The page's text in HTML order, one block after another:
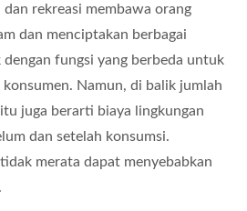
dan rekreasi membawa orang
dan menciptakan berbagai
fungsi yang berbeda untuk
Namun, di balik jumlah
juga berarti biaya lingkungan
dan setelah konsumsi.
merata dapat menyebabkan